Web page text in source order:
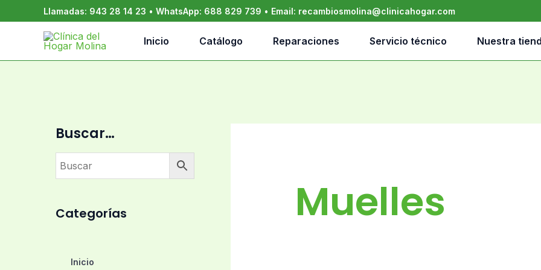
al
contenido
Llamadas: 943 28 14 23 • WhatsApp: 688 829 739 • Email: recambiosmolina@clinicahogar.com
Inicio Catálogo Reparaciones Servicio técnico Nuestra
Buscar…
Categorías
Inicio
Muelles